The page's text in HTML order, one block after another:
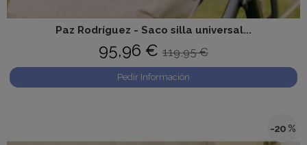
Paz Rodríguez - Saco silla universal...
95,96 € 119,95 €
Pedir Información
-20 %